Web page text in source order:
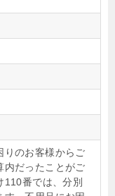
りのお客様からご
内だったことがご
110番では、分別